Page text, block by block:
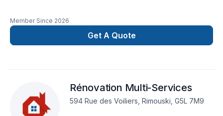
Member Since 2026
Get A Quote
Rénovation Multi-Services
594 Rue des Voiliers, Rimouski, G5L 7M9